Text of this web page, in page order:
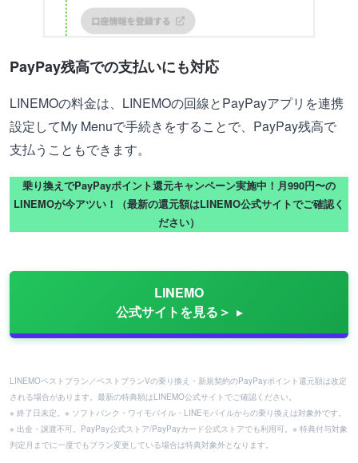
PayPay残高での支払いにも対応
LINEMOの料金は、LINEMOの回線とPayPayアプリを連携
設定してMy Menuで手続きをすることで、PayPay残高で
支払うこともできます。
乗り換えでPayPayポイント還元キャンペーン実施中！月990円〜の
LINEMOが今アツい！（最新の還元額はLINEMO公式サイトでご確認く
ださい）
LINEMO
公式サイトを見る＞
LINEMOベストプラン／ベストプランVの乗り換え・新規契約のPayPayポイント還元額は改定
される場合があります。最新の特典額はLINEMO公式サイトでご確認ください。
※ 終了日未定。※ ソフトバンク・ワイモバイル・LINEモバイルからの乗り換えは対象外です。
※ 出金・譲渡不可。PayPay公式ストア/PayPayカード公式ストアでも利用可。※ 特典付与対象
判定月までに一度でもプラン変更している場合は特典対象外となります。